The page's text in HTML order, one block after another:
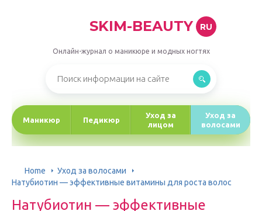
SKIM-BEAUTY RU
Онлайн-журнал о маникюре и модных ногтях
Маникюр Педикюр
Уход за
лицом
Уход за
волосами
Home
Уход за волосами
Натубиотин — эффективные витамины для роста волос
Натубиотин — эффективные